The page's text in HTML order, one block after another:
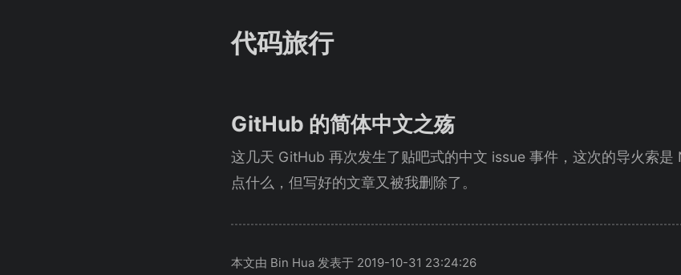
代码旅行
GitHub 的简体中文之殇
这几天 GitHub 再次发生了贴吧式的中文 issue 事件，这次的导火索
点什么，但写好的文章又被我删除了。
本文由 Bin Hua 发表于 2019-10-31 23:24:26